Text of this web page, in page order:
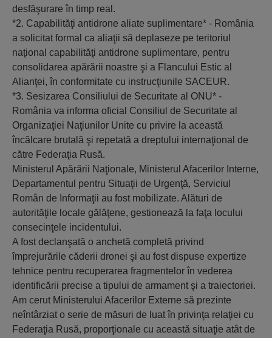
desfăşurare în timp real.
*2. Capabilităţi antidrone aliate suplimentare* - România
a solicitat formal ca aliaţii să deplaseze pe teritoriul
naţional capabilităţi antidrone suplimentare, pentru
consolidarea apărării noastre şi a Flancului Estic al
Alianţei, în conformitate cu instrucţiunile SACEUR.
*3. Sesizarea Consiliului de Securitate al ONU* -
România va informa oficial Consiliul de Securitate al
Organizaţiei Naţiunilor Unite cu privire la această
încălcare brutală şi repetată a dreptului internaţional de
către Federaţia Rusă.
Ministerul Apărării Naţionale, Ministerul Afacerilor Interne,
Departamentul pentru Situaţii de Urgenţă, Serviciul
Român de Informaţii au fost mobilizate. Alături de
autorităţile locale gălăţene, gestionează la faţa locului
consecinţele incidentului.
A fost declanşată o anchetă completă privind
împrejurările căderii dronei şi au fost dispuse expertize
tehnice pentru recuperarea fragmentelor în vederea
identificării precise a tipului de armament şi a traiectoriei.
Am cerut Ministerului Afacerilor Externe să prezinte
neîntârziat o serie de măsuri de luat în privinţa relaţiei cu
Federaţia Rusă, proporţionale cu această situaţie atât de